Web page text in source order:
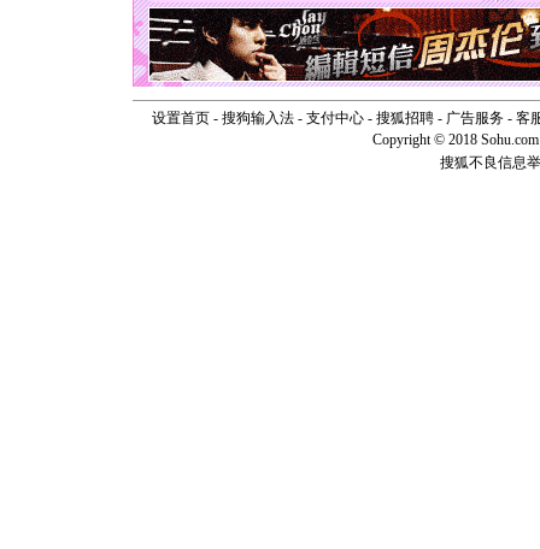
天都要快
[圣诞节]
如意,快
[元旦]看
断电。爱
你是我专
[元旦]
起；二是
离。水晶
设置首页- 搜狗输入法- 支付中心- 搜狐招聘- 广告服务- 客
Copyright © 2018
搜狐不良信息